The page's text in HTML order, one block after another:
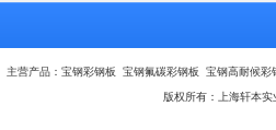
主营产品：宝钢彩钢板 宝钢氟碳彩钢板 宝钢高耐候
版权所有：上海轩本实